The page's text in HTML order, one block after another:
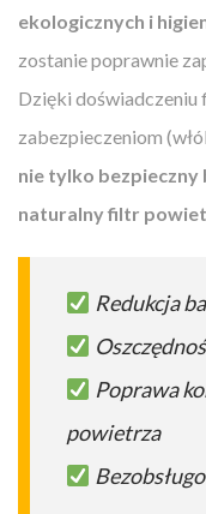
ekologicznych i
zostanie poprawnie
Dzięki doświadczeniu
zabezpieczeniom
nie tylko bezpieczny
naturalny filtr
Redukcja
Poprawa
powietrza